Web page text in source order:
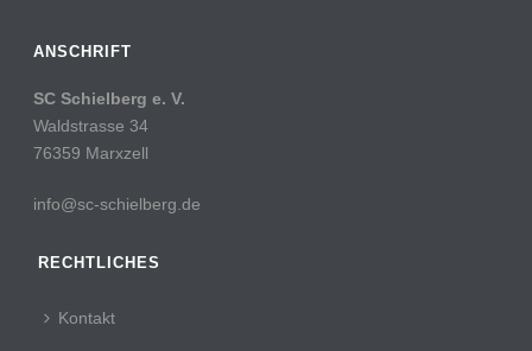
ANSCHRIFT
SC Schielberg e. V.
Waldstrasse 34
76359 Marxzell
info@sc-schielberg.de
RECHTLICHES
Kontakt